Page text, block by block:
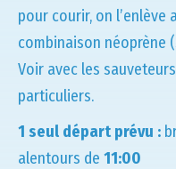
pour courir, on l’enlève
combinaison néoprène
Voir avec les
particuliers.
1 seul départ prévu :
alentours de 11:00